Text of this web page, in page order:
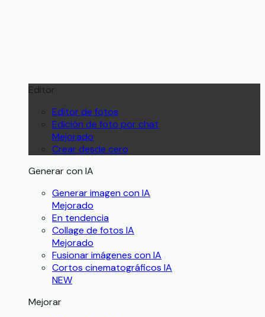
Editor
Editor de fotos
Edición de foto por chat
Mejorado
Crear desde cero
Generar con IA
Generar imagen con IA
Mejorado
En tendencia
Collage de fotos IA
Mejorado
Fusionar imágenes con IA
Cortos cinematográficos IA
NEW
Mejorar